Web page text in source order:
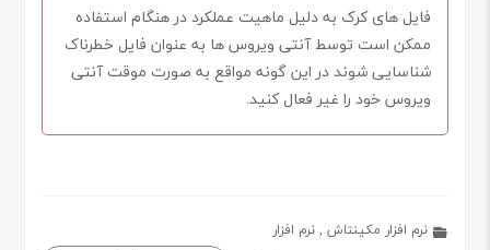
فایل های کرک به دلیل ماهیت عملکرد در هنگام استفاده
ممکن است توسط آنتی ویروس ها به عنوان فایل خطرناک
شناسایی شوند در این گونه مواقع به صورت موقت آنتی
ویروس خود را غیر فعال کنید.
نرم افزار مکینتاش ,نرم افزار